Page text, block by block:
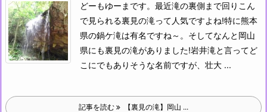
どーもゆーまです。 最近滝の裏側まで回りこん
で見られる裏見の滝って人気ですよね!特に熊本
県の鍋ケ滝は有名ですね～。 そしてなんと岡山
県にも裏見の滝がありました!岩井滝と言ってど
こにでもありそうな名前ですが、壮大 ...
記事を読む 【裏見の滝】岡山 ...